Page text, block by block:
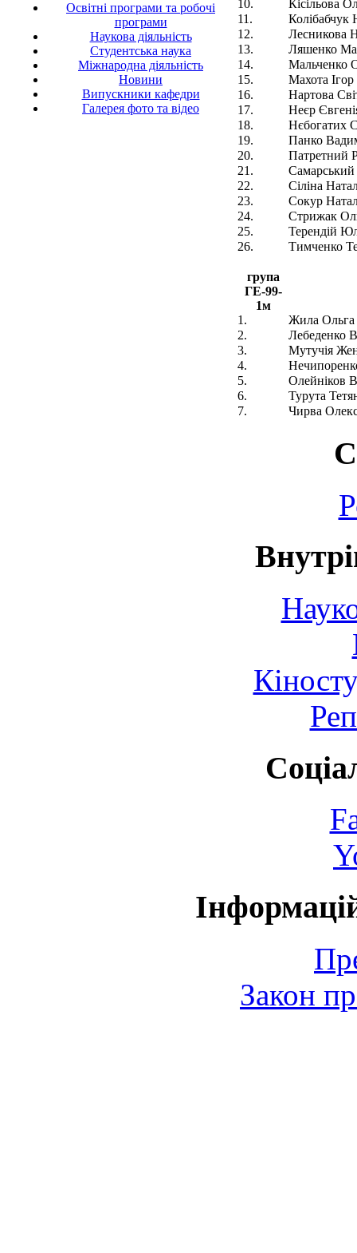
Освітні програми та робочі
програми
Наукова діяльність
Студентська наука
Міжнародна діяльність
Новини
Випускники кафедри
Галерея фото та відео
10.
Кісільова
11.
12.
Лесникова
13.
Ляшенко
14.
Мальченко
15.
Махота
16.
Нартова
17.
Неєр
18.
Нєбогатих
19.
Панко
20.
Патретний
21.
22.
Сіліна
23.
Сокур
24.
Стрижак
25.
Терендій
26.
Тимченко
група
ГЕ-99-
1м
1.
Жила Ольга
2.
Лебеденко
3.
Мутучія
4.
5.
Олейніков
6.
Турута
7.
Чирва
Закон